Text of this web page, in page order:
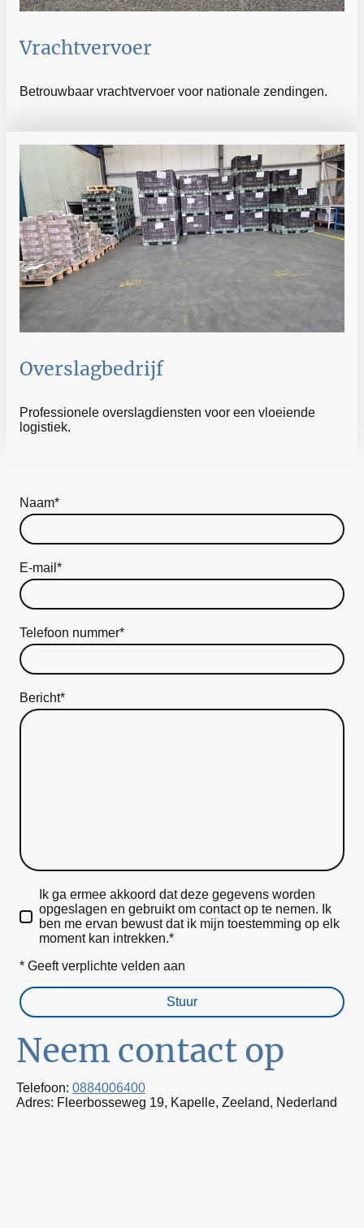
Vrachtvervoer
Betrouwbaar vrachtvervoer voor nationale zendingen.
Overslagbedrijf
Professionele overslagdiensten voor een vloeiende
logistiek.
Naam*
E-mail *
Telefoon nummer*
Bericht*
Ik ga ermee akkoord dat deze gegevens worden
opgeslagen en gebruikt om contact op te nemen. Ik
ben me ervan bewust dat ik mijn toestemming op elk
moment kan intrekken.*
* Geeft verplichte velden aan
Stuur
Neem contact op
Telefoon: 0884006400
Adres: Fleerbosseweg 19, Kapelle, Zeeland, Nederland